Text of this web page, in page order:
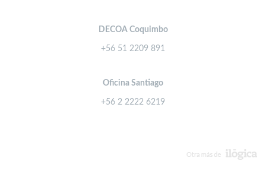
DECOA Coquimbo
+56 51 2209 891
Oficina Santiago
+56 2 2222 6219